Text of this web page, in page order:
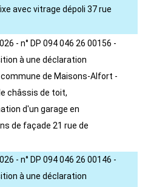
avec vitrage dépoli 37 rue
- n° DP 094 046 26 00156 -
à une déclaration
de Maisons-Alfort -
châssis de toit,
d'un garage en
de façade 21 rue de
- n° DP 094 046 26 00146 -
à une déclaration